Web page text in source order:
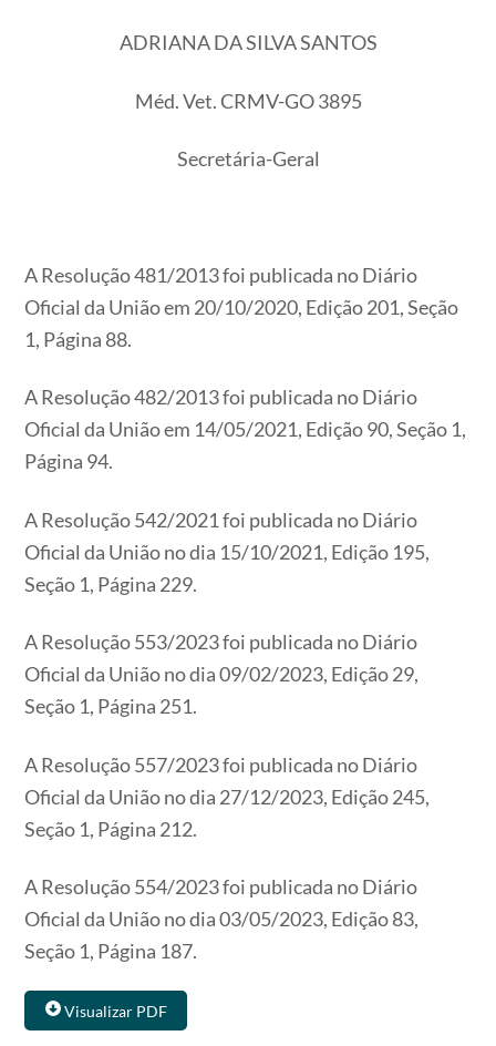
ADRIANA DA SILVA SANTOS
Méd. Vet. CRMV-GO 3895
Secretária-Geral
A Resolução 481/2013 foi publicada no Diário
Oficial da União em 20/10/2020, Edição 201, Seção
1, Página 88.
A Resolução 482/2013 foi publicada no Diário
Oficial da União em 14/05/2021, Edição 90, Seção 1,
Página 94.
A Resolução 542/2021 foi publicada no Diário
Oficial da União no dia 15/10/2021, Edição 195,
Seção 1, Página 229.
A Resolução 553/2023 foi publicada no Diário
Oficial da União no dia 09/02/2023, Edição 29,
Seção 1, Página 251.
​​​​​​​A Resolução 557/2023 foi publicada no Diário
Oficial da União no dia 27/12/2023, Edição 245,
Seção 1, Página 212.
​​​​​​​A Resolução 554/2023 foi publicada no Diário
Oficial da União no dia 03/05/2023, Edição 83,
Seção 1, Página 187.
Visualizar PDF